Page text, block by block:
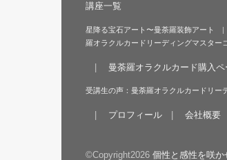
講座一覧
星降る宝石アート〜曼荼羅装飾アート
羅オラクルカードリーディングマスター
曼荼羅オラクルカード購入ペ
受講生の声：曼荼羅オラクルカードリー
プロフィール 会社概要
©Copyright2026 個性と感性を咲